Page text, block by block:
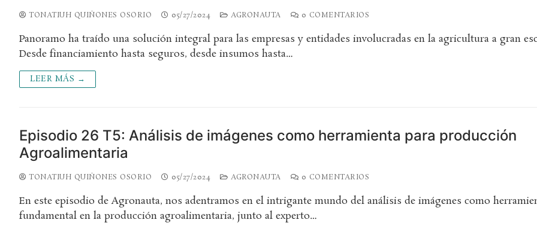
TONATIUH QUIÑONES OSORIO 05/27/2024 AGRONAUTA 0 COMENTARIOS
Panoramo ha traído una solución integral para las empresas y entidades involucradas en la agricultura a gran
Desde financiamiento hasta seguros, desde insumos hasta…
LEER MÁS →
Episodio 26 T5: Análisis de imágenes como herramienta para producción
Agroalimentaria
TONATIUH QUIÑONES OSORIO 05/27/2024 AGRONAUTA 0 COMENTARIOS
En este episodio de Agronauta, nos adentramos en el intrigante mundo del análisis de imágenes como
fundamental en la producción agroalimentaria, junto al experto…